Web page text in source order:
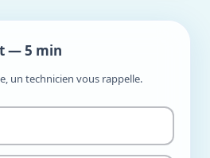
— 5 min
un technicien vous rappelle.